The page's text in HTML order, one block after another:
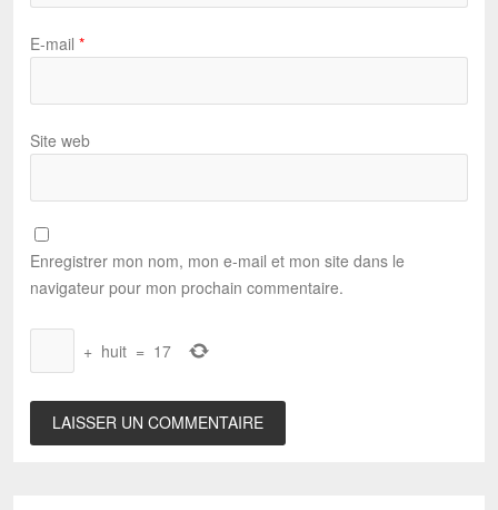
E-mail *
Site web
Enregistrer mon nom, mon e-mail et mon site dans le
navigateur pour mon prochain commentaire.
+ huit = 17